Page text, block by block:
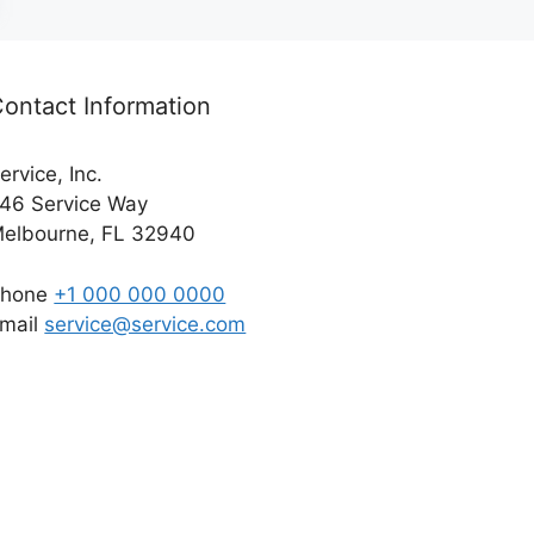
Information
Inc.
Service Way
FL 32940
+1 000 000 0000
service@service.com